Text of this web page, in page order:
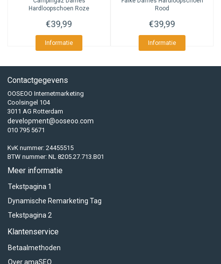
Hardloopschoen Roze
€39,99
Informatie
Rood
€39,99
Informatie
Contactgegevens
OOSEOO Internetmarketing
Coolsingel 104
3011 AG Rotterdam
development@ooseoo.com
010 795 5671
KvK nummer: 24455515
BTW nummer: NL 8205.27.713.B01
Meer informatie
Tekstpagina 1
Dynamische Remarketing Tag
Tekstpagina 2
Klantenservice
Betaalmethoden
Over amaSEO